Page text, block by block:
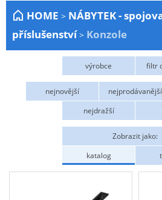
Plachty
Žebříky a schůdky
Stavební míchačky
NÁDOBY
Kemping
NÁBYTEK - spojovací
Ploty a pletiva
Úložné boxy na nářadí
HOME > NÁBYTEK -
příslušenství> Konzole
výrobce filtr
DOMAX
Skladem
nejnovější nejprodávanější
nejdražší
Zobrazit jako:
katalog